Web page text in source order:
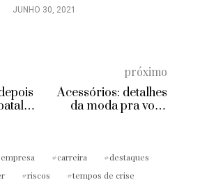
JUNHO 30, 2021
próximo
Acessórios: detalhes
da moda pra você
carreira
destaques
riscos
tempos de crise